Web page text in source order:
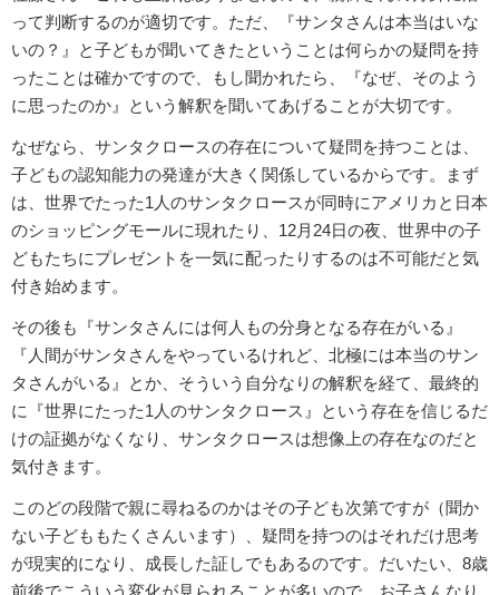
って判断するのが適切です。ただ、『サンタさんは本当はいな
いの？』と子どもが聞いてきたということは何らかの疑問を持
ったことは確かですので、もし聞かれたら、『なぜ、そのよう
に思ったのか』という解釈を聞いてあげることが大切です。
なぜなら、サンタクロースの存在について疑問を持つことは、
子どもの認知能力の発達が大きく関係しているからです。まず
は、世界でたった1人のサンタクロースが同時にアメリカと日本
のショッピングモールに現れたり、12月24日の夜、世界中の子
どもたちにプレゼントを一気に配ったりするのは不可能だと気
付き始めます。
その後も『サンタさんには何人もの分身となる存在がいる』
『人間がサンタさんをやっているけれど、北極には本当のサン
タさんがいる』とか、そういう自分なりの解釈を経て、最終的
に『世界にたった1人のサンタクロース』という存在を信じるだ
けの証拠がなくなり、サンタクロースは想像上の存在なのだと
気付きます。
このどの段階で親に尋ねるのかはその子ども次第ですが（聞か
ない子どももたくさんいます）、疑問を持つのはそれだけ思考
が現実的になり、成長した証しでもあるのです。だいたい、8歳